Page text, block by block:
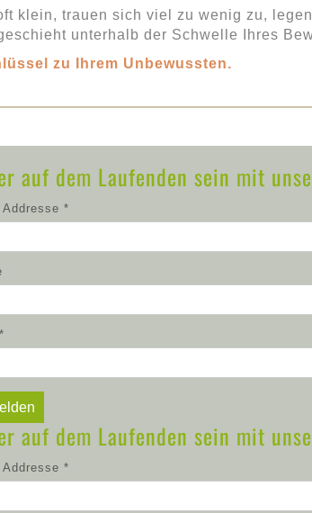
klein, trauen sich viel zu wenig zu,
unterhalb der Schwelle Ihres
zu Ihrem Unbewussten.
auf dem Laufenden sein mit
Addresse *
*
auf dem Laufenden sein mit
Addresse *